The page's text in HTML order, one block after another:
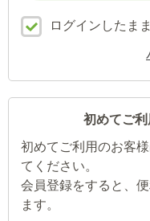
ログインしたま
初めてご
初めてご利用のお客
てください。
会員登録をすると、
ます。